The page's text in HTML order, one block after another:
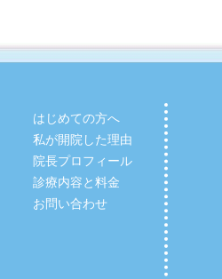
はじめての方へ
私が開院した理由
院長プロフィール
診療内容と料金
お問い合わせ